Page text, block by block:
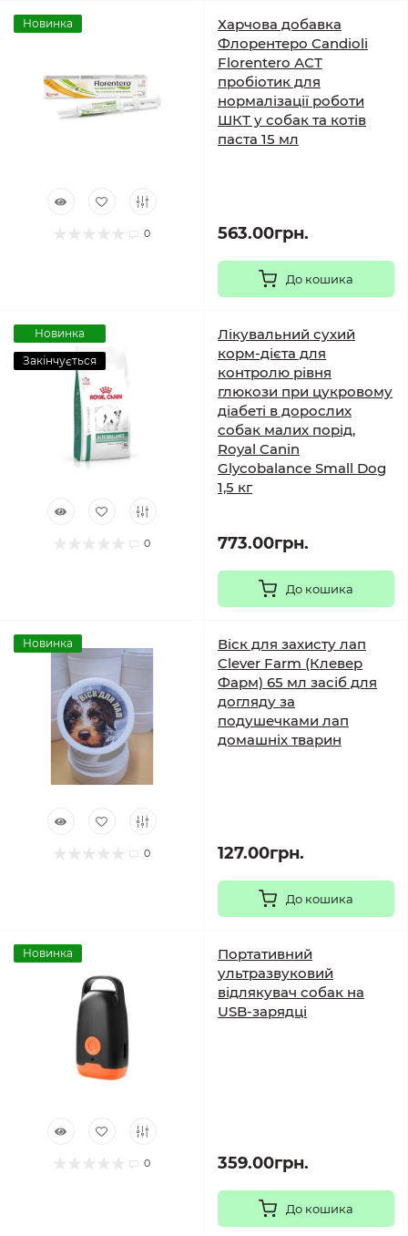
Новинка
0
Харчова добавка
Флорентеро Candioli
Florentero АСТ
пробіотик для
нормалізації роботи
ШКТ у собак та котів
паста 15 мл
563.00грн.
До кошика
Новинка
Закінчується
0
Лікувальний сухий
корм-дієта для
контролю рівня
глюкози при цукровому
діабеті в дорослих
собак малих порід,
Royal Canin
Glycobalance Small Dog
1,5 кг
773.00грн.
До кошика
Новинка
0
Віск для захисту лап
Clever Farm (Клевер
Фарм) 65 мл засіб для
догляду за
подушечками лап
домашніх тварин
127.00грн.
До кошика
Новинка
0
Портативний
ультразвуковий
відлякувач собак на
USB-зарядці
359.00грн.
До кошика